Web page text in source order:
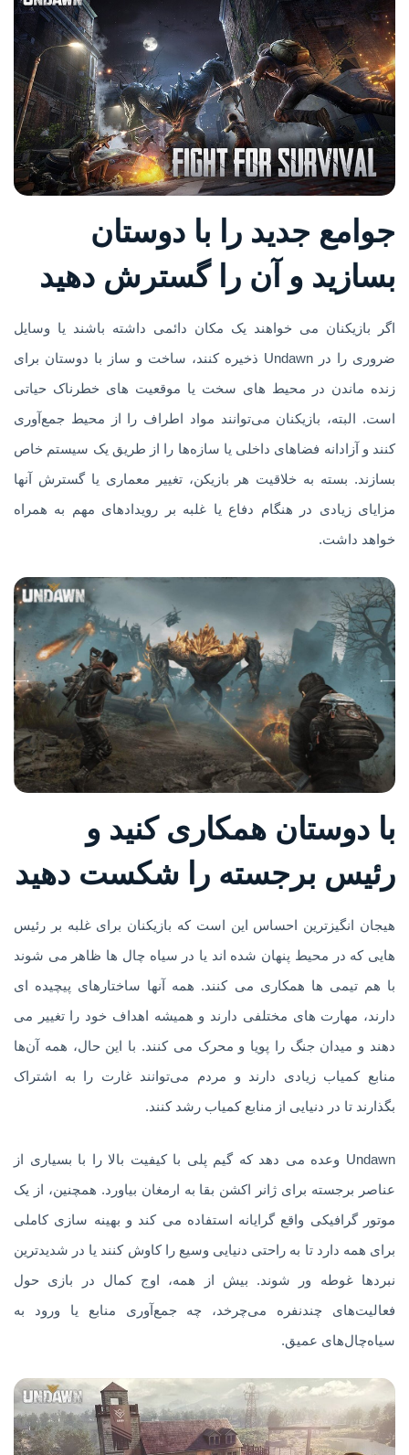
جوامع جدید را با دوستان
بسازید و آن را گسترش دهید
اگر بازیکنان می خواهند یک مکان دائمی داشته باشند یا وسایل
ضروری را در Undawn ذخیره کنند، ساخت و ساز با دوستان برای
زنده ماندن در محیط های سخت یا موقعیت های خطرناک حیاتی
است. البته، بازیکنان می‌توانند مواد اطراف را از محیط جمع‌آوری
کنند و آزادانه فضاهای داخلی یا سازه‌ها را از طریق یک سیستم خاص
بسازند. بسته به خلاقیت هر بازیکن، تغییر معماری یا گسترش آنها
مزایای زیادی در هنگام دفاع یا غلبه بر رویدادهای مهم به همراه
خواهد داشت.
با دوستان همکاری کنید و
رئیس برجسته را شکست دهید
هیجان انگیزترین احساس این است که بازیکنان برای غلبه بر رئیس
هایی که در محیط پنهان شده اند یا در سیاه چال ها ظاهر می شوند
با هم تیمی ها همکاری می کنند. همه آنها ساختارهای پیچیده ای
دارند، مهارت های مختلفی دارند و همیشه اهداف خود را تغییر می
دهند و میدان جنگ را پویا و محرک می کنند. با این حال، همه آن‌ها
منابع کمیاب زیادی دارند و مردم می‌توانند غارت را به اشتراک
بگذارند تا در دنیایی از منابع کمیاب رشد کنند.
Undawn وعده می دهد که گیم پلی با کیفیت بالا را با بسیاری از
عناصر برجسته برای ژانر اکشن بقا به ارمغان بیاورد. همچنین، از یک
موتور گرافیکی واقع گرایانه استفاده می کند و بهینه سازی کاملی
برای همه دارد تا به راحتی دنیایی وسیع را کاوش کنند یا در شدیدترین
نبردها غوطه ور شوند. بیش از همه، اوج کمال در بازی حول
فعالیت‌های چندنفره می‌چرخد، چه جمع‌آوری منابع یا ورود به
سیاه‌چال‌های عمیق.